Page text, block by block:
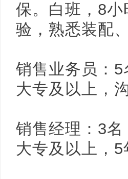
保。白班，8
验，熟悉装配
销售业务员：
大专及以上，
销售经理：3
大专及以上，